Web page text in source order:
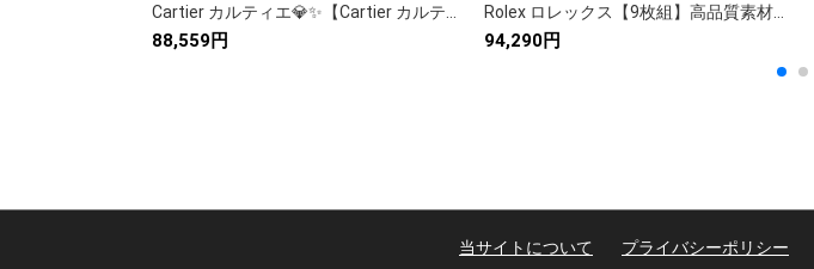
Cartier カルティエ💎✨【Cartier カルティエ 時計】 レディース 高級腕時計 人気モデル 🎀⌚💖
88,559円
Rolex ロレックス【9枚組】高品質素材集🎨 商用OK✨ デザイン必須アイテム🖼️ クリエイター必携📚 169種類のプロ素材🔥
94,290円
当サイトについて プライバシーポリシー